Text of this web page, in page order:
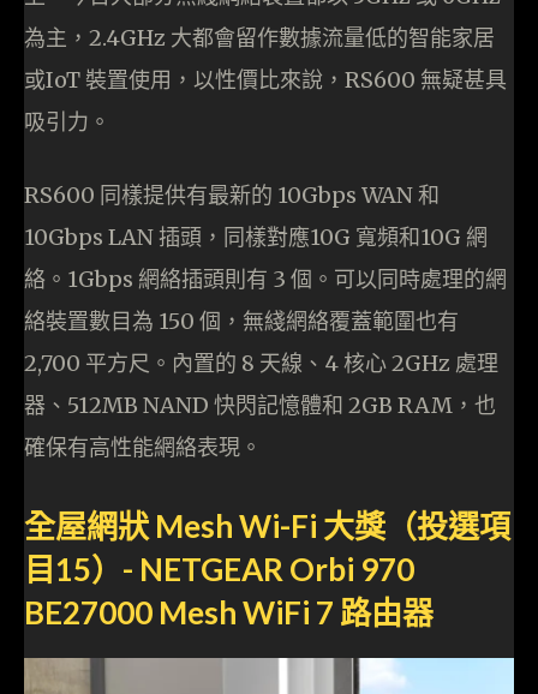
為主，2.4GHz 大都會留作數據流量低的智能家居
或IoT 裝置使用，以性價比來說，RS600 無疑甚具
吸引力。
RS600 同樣提供有最新的 10Gbps WAN 和
10Gbps LAN 插頭，同樣對應10G 寬頻和10G 網
絡。1Gbps 網絡插頭則有 3 個。可以同時處理的網
絡裝置數目為 150 個，無綫網絡覆蓋範圍也有
2,700 平方尺。內置的 8 天線、4 核心 2GHz 處理
器、512MB NAND 快閃記憶體和 2GB RAM，也
確保有高性能網絡表現。
全屋網狀 Mesh Wi-Fi 大獎（投選項
目15）- NETGEAR Orbi 970
BE27000 Mesh WiFi 7 路由器